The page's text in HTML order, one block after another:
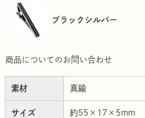
ブラックシルバー
商品についてのお問い合わせ
素材 真鍮
サイズ 約55×17×5mm